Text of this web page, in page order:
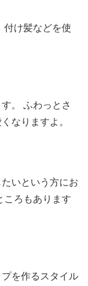
付け髪などを使
。 ふわっとさ
なりますよ。
いという方にお
ころもあります
を作るスタイル